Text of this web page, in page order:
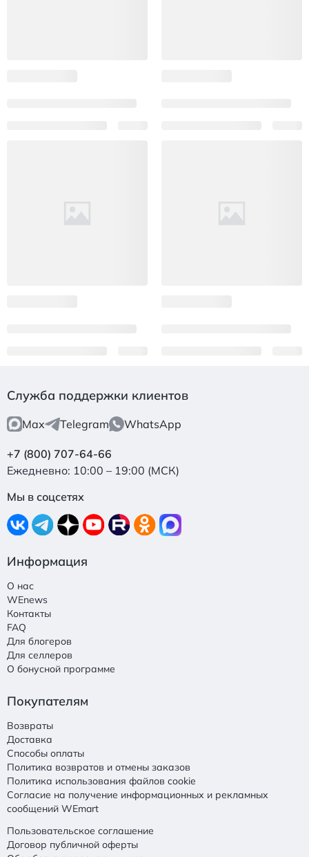
Служба поддержки клиентов
Max Telegram WhatsApp
+7 (800) 707-64-66
Ежедневно: 10:00 – 19:00 (МСК)
Мы в соцсетях
Информация
О нас
WEnews
Контакты
FAQ
Для блогеров
Для селлеров
О бонусной программе
Покупателям
Возвраты
Доставка
Способы оплаты
Политика возвратов и отмены заказов
Политика использования файлов cookie
Согласие на получение информационных и рекламных
сообщений WEmart
Пользовательское соглашение
Договор публичной оферты